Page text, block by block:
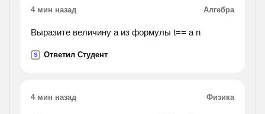
4 мин назад Алгебра
Выразите величину а из формулы t== a n
S Ответил Студент
4 мин назад Физика